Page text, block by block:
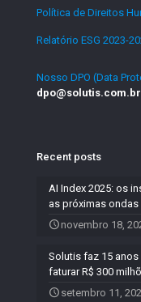
Política de Direitos
Relatório ESG 2023-
Nosso DPO (Data
dpo@solutis.com.br
Recent posts
AI Index 2025: os
as próximas ondas
novembro 18,
Solutis faz 15 anos
faturar R$ 300
setembro 11,